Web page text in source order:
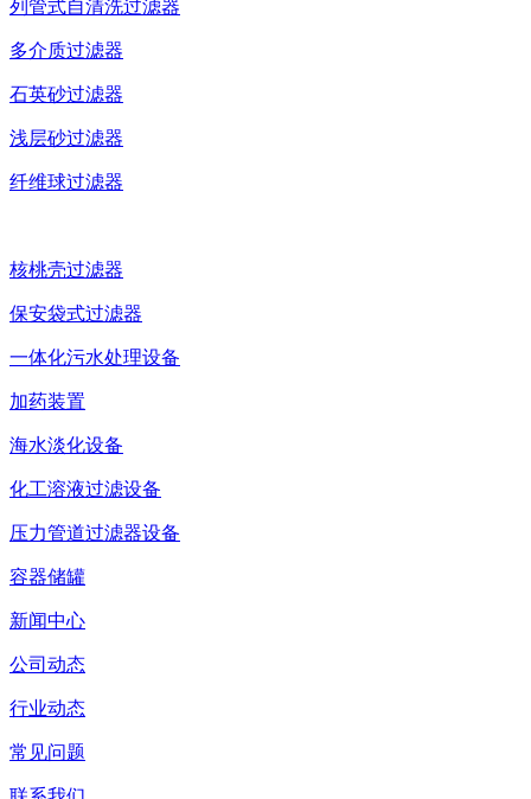
列管式自清洗过滤器
多介质过滤器
石英砂过滤器
浅层砂过滤器
纤维球过滤器
核桃壳过滤器
保安袋式过滤器
一体化污水处理设备
加药装置
海水淡化设备
化工溶液过滤设备
压力管道过滤器设备
容器储罐
新闻中心
公司动态
行业动态
常见问题